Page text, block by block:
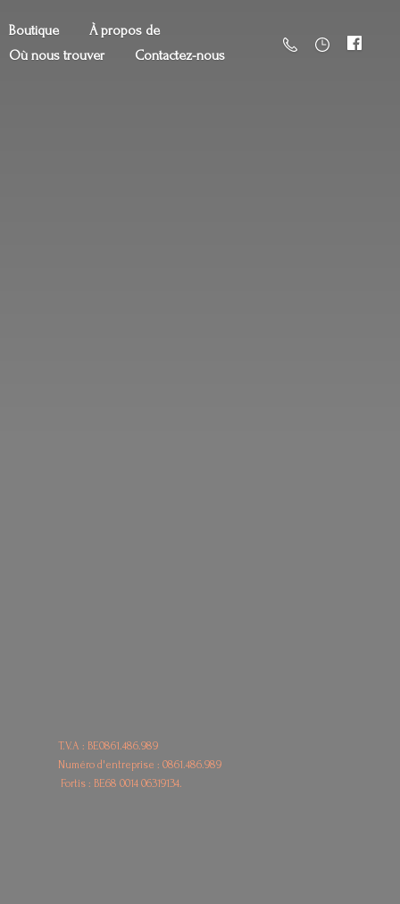
Boutique
À propos de
Où nous trouver
Contactez-nous
T.V.A : BE0861.486.989
Numéro d'entreprise : 0861.486.989
Fortis : BE680014 06319134.